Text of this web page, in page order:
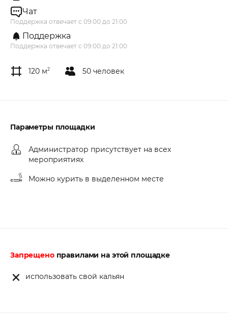
Чат
Поддержка отвечает с 09:00 до 21:00
Поддержка
Поддержка отвечает с 09:00 до 21:00
120 м2 50 человек
Параметры площадки
Администратор присутствует на всех
мероприятиях
Можно курить в выделенном месте
Запрещеноправилами на этой площадке
использовать свой кальян